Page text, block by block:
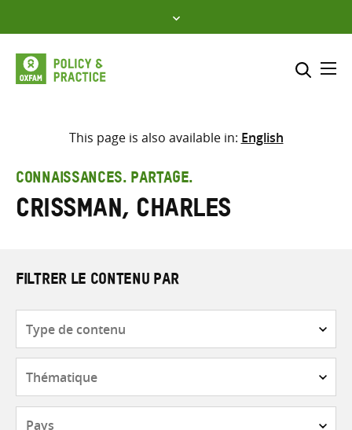
to
content
Sélectionner l’emplacement
Saisir
les
termes
This page is also available in: English
CONNAISSANCES. PARTAGE.
Crissman, Charles
FILTRER LE CONTENU PAR
contenu